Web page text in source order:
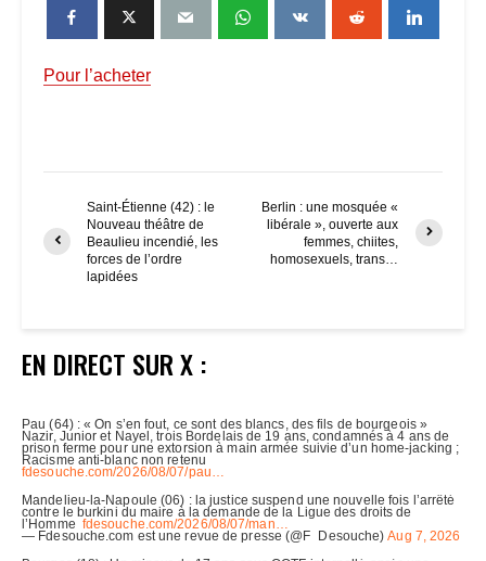
Pour l’acheter
Saint-Étienne (42) : le
Nouveau théâtre de
Beaulieu incendié, les
forces de l’ordre
lapidées
Berlin : une mosquée «
libérale », ouverte aux
femmes, chiites,
homosexuels, trans…
EN DIRECT SUR X :